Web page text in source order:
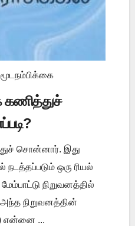
கணித்துச்
சொன்னார். இது
நடத்தப்படும் ஒரு ரியல்
நிறுவனத்தில்
அந்த நிறுவனத்தின்
என்னை ...